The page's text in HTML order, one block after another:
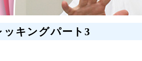
ッキングパート3